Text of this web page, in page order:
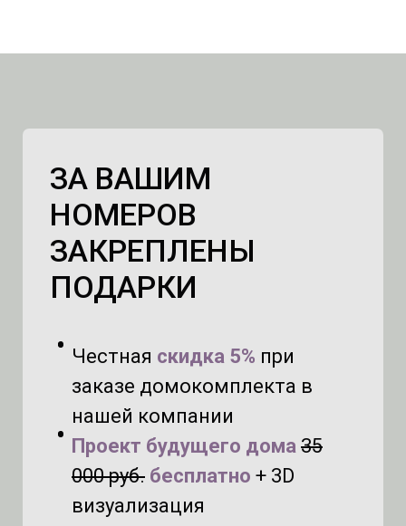
ЗА ВАШИМ
НОМЕРОВ
ЗАКРЕПЛЕНЫ
ПОДАРКИ
Честная скидка 5% при
заказе домокомплекта в
нашей компании
Проект будущего дома 35
000 руб. бесплатно + 3D
визуализация